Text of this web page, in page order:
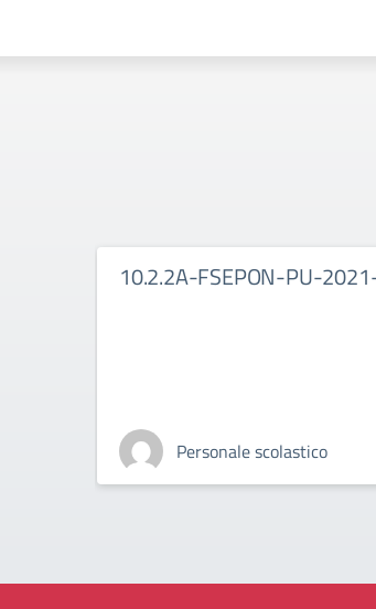
10.2.2A-FSEPON-PU-
Personale scolastico